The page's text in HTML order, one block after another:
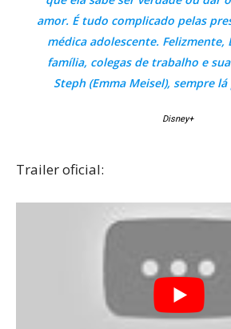
amor. É tudo complicado pelas
médica adolescente. Felizmente,
família, colegas de trabalho e
Steph (Emma Meisel), sempre
Disney+
Trailer oficial: